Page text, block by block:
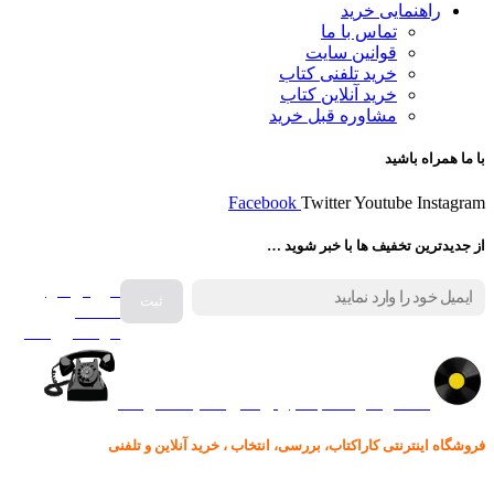
راهنمایی خرید
تماس با ما
قوانین سایت
خرید تلفنی کتاب
خرید آنلاین کتاب
مشاوره قبل خرید
با ما همراه باشید
Facebook TwitterYoutube Instagram
از جدیدترین تخفیف ها با خبر شوید …
فروش انواع
فروشگاه اینترنتی کاراکتاب، بررسی، انتخاب ، خرید آنلاین و تلفنی